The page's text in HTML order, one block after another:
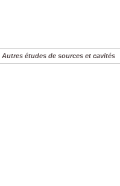
Autres études de sources et cavités